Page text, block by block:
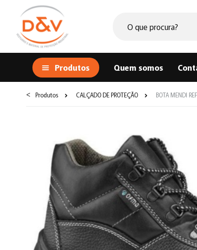
Produtos Quem somos
< Produtos CALÇADO DE PROTEÇÃO BOTA MENDI